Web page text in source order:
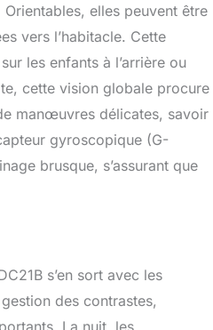
elles peuvent être
vers l’habitacle. Cette
les enfants à l’arrière ou
cette vision globale procure
manœuvres délicates, savoir
gyroscopique (G-
brusque, s’assurant que
s’en sort avec les
des contrastes,